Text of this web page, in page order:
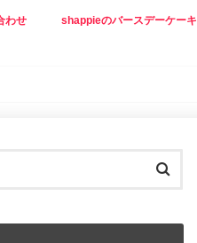
わせ shappieのバースデーケーキ